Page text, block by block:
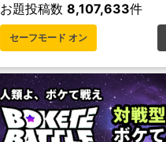
お題投稿数 8,107,633件
セーフモード オン